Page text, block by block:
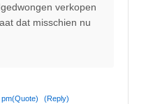
verkopen
dat misschien nu
pm(Quote) (Reply)